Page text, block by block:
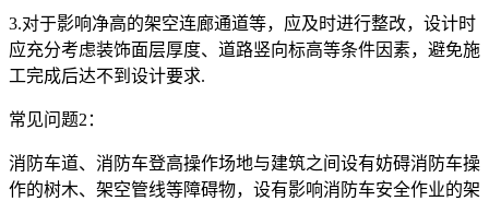
3.对于影响净高的架空连廊通道等，应及时进行整改，设计时
应充分考虑装饰面层厚度、道路竖向标高等条件因素，避免施
工完成后达不到设计要求.
常见问题2：
消防车道、消防车登高操作场地与建筑之间设有妨碍消防车操
作的树木、架空管线等障碍物，设有影响消防车安全作业的架